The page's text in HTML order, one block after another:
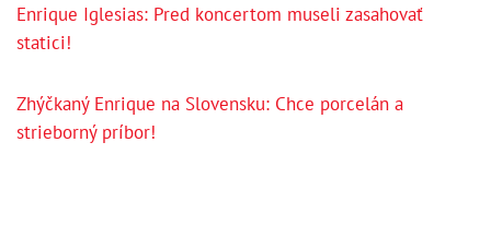
Enrique Iglesias: Pred koncertom museli zasahovať
statici!
Zhýčkaný Enrique na Slovensku: Chce porcelán a
strieborný príbor!